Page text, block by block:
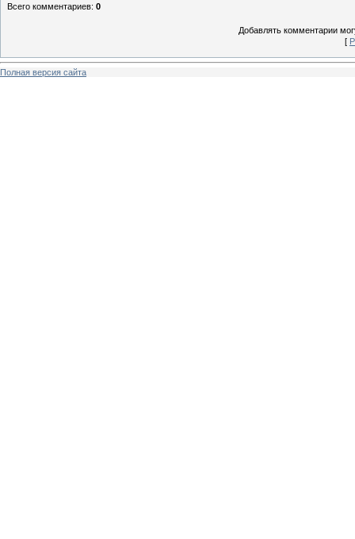
Всего комментариев: 0
Добавлять комментарии
[
Полная версия сайта